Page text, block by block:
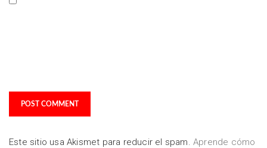
Este sitio usa Akismet para reducir el spam. Aprende cómo